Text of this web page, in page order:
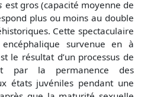
est gros (capacité moyenne de
plus ou moins au double
Cette spectaculaire
survenue en à
le résultat d’un processus de
par la permanence des
états juvéniles pendant une